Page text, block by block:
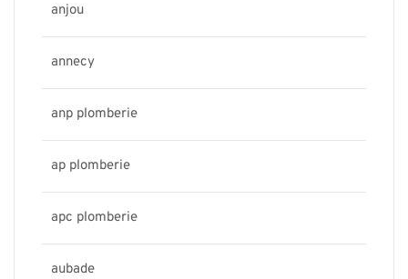
anjou
annecy
anp plomberie
ap plomberie
apc plomberie
aubade